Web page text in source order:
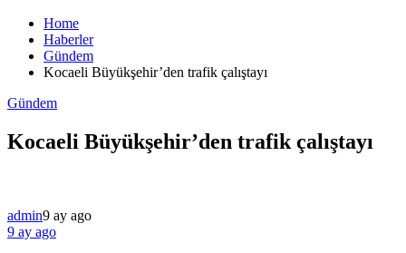
Home
Haberler
Gündem
Kocaeli Büyükşehir’den trafik çalıştayı
Gündem
Kocaeli Büyükşehir’den trafik çalıştayı
admin9 ay ago
9 ay ago